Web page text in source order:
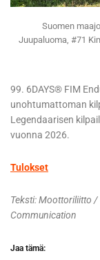
Suomen
Juupaluoma, #71
99. 6DAYS® FIM
unohtumattoman
Legendaarisen
vuonna 2026.
Tulokset
Teksti: Moottoriliitto
Communication
Jaa tämä: